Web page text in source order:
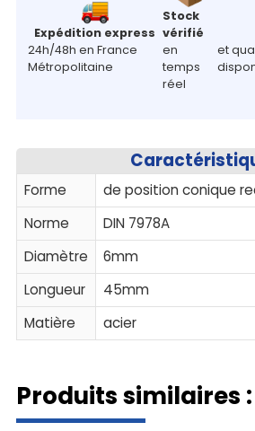
Expédition express
24h/48h en France
Métropolitaine
Stock
vérifié
en
temps
réel
et
Forme
de position conique
Norme
DIN 7978A
Diamètre
6mm
Longueur
45mm
Matière
acier
Produits similaires :